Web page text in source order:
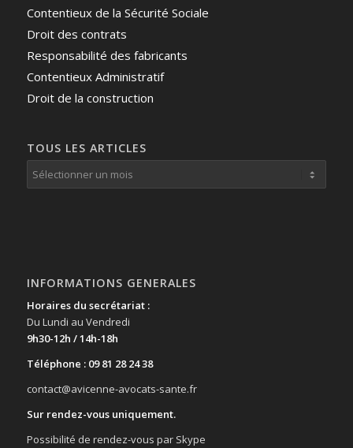
Contentieux de la Sécurité Sociale
Droit des contrats
Responsabilité des fabricants
Contentieux Administratif
Droit de la construction
TOUS LES ARTICLES
INFORMATIONS GENERALES
Horaires du secrétariat :
Du Lundi au Vendredi
9h30-12h / 14h-18h
Téléphone : 09 81 28 24 38
contact@avicenne-avocats-sante.fr
Sur rendez-vous uniquement.
Possibilité de rendez-vous par Skype